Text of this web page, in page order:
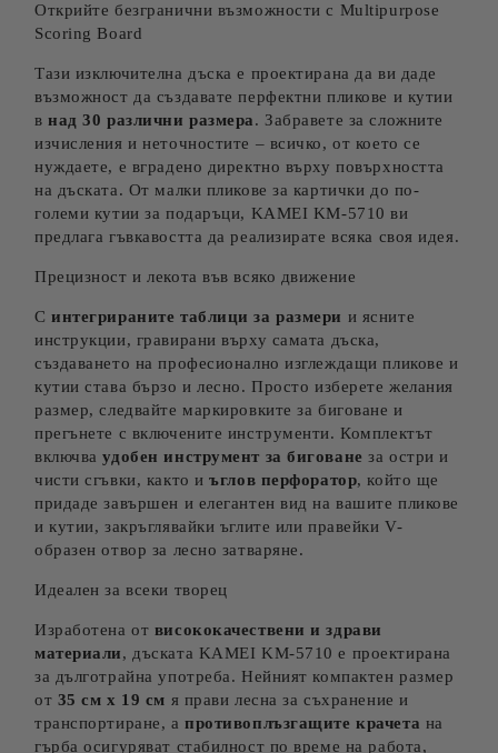
Открийте безгранични възможности с Multipurpose
Scoring Board
Тази изключителна дъска е проектирана да ви даде
възможност да създавате перфектни пликове и кутии
внад 30 различни размера. Забравете за сложните
изчисления и неточностите – всичко, от което се
нуждаете, е вградено директно върху повърхността
на дъската. От малки пликове за картички до по-
големи кутии за подаръци, KAMEI KM-5710 ви
предлага гъвкавостта да реализирате всяка своя идея.
Прецизност и лекота във всяко движение
Синтегрираните таблици за размери и ясните
инструкции, гравирани върху самата дъска,
създаването на професионално изглеждащи пликове и
кутии става бързо и лесно. Просто изберете желания
размер, следвайте маркировките за биговане и
прегънете с включените инструменти. Комплектът
включваудобен инструмент за биговане за остри и
чисти сгъвки, както иъглов перфоратор, който ще
придаде завършен и елегантен вид на вашите пликове
и кутии, закръглявайки ъглите или правейки V-
образен отвор за лесно затваряне.
Идеален за всеки творец
Изработена от висококачествени и здрави
материали, дъската KAMEI KM-5710 е проектирана
за дълготрайна употреба. Нейният компактен размер
от 35 см х 19 см я прави лесна за съхранение и
транспортиране, апротивоплъзгащите крачета на
гърба осигуряват стабилност по време на работа,